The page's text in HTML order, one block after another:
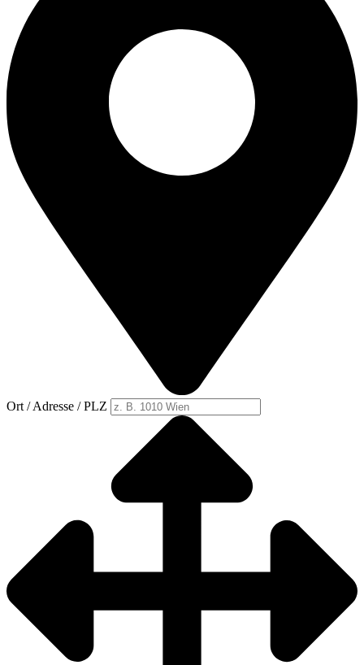
Ort / Adresse / PLZ